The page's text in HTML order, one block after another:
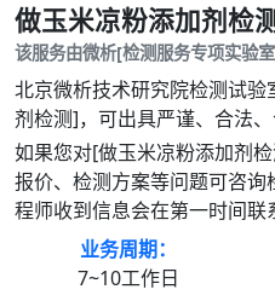
做玉米凉粉添加剂检
该服务由微析[检测服务专项实验
北京微析技术研究院检测试
剂检测]，可出具严谨、合法、
如果您对[做玉米凉粉添加剂
报价、检测方案等问题可咨
程师收到信息会在第一时间联
业务周期：
7~10工作日